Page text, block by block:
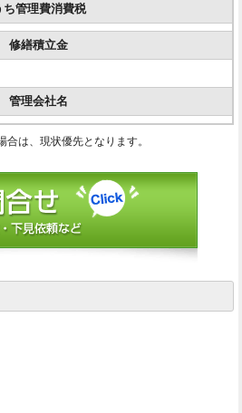
ち管理費消費税
修繕積立金
管理会社名
は、現状優先となります。